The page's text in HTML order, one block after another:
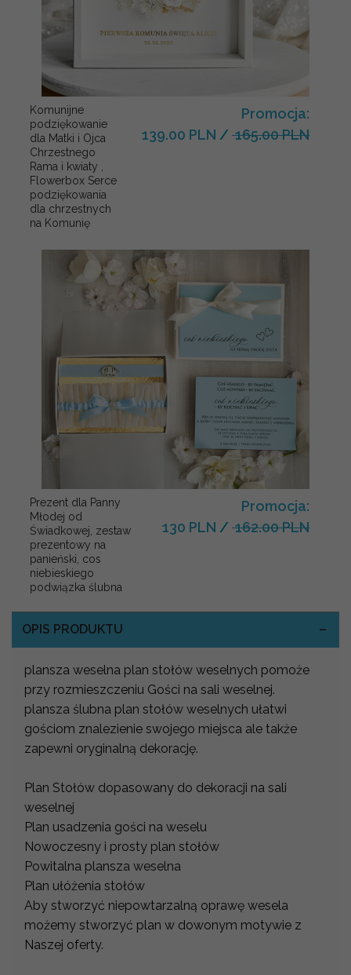
Komunijne
podziękowanie
dla Matki i Ojca
Chrzestnego
Rama i kwiaty ,
Flowerbox Serce
podziękowania
dla chrzestnych
na Komunię
Promocja:
139.00 PLN / 165.00 PLN
Prezent dla Panny
Młodej od
Świadkowej, zestaw
prezentowy na
panieński, cos
niebieskiego
podwiązka ślubna
Promocja:
130 PLN / 162.00 PLN
OPIS PRODUKTU
plansza weselna plan stołów weselnych pomoże
przy rozmieszczeniu Gości na sali weselnej.
plansza ślubna plan stołów weselnych ułatwi
gościom znalezienie swojego miejsca ale także
zapewni oryginalną dekorację.
Plan Stołów dopasowany do dekoracji na sali
weselnej
Plan usadzenia gości na weselu
Nowoczesny i prosty plan stołów
Powitalna plansza weselna
Plan ułóżenia stołów
Aby stworzyć niepowtarzalną oprawę wesela
możemy stworzyć plan w dowonym motywie z
Naszej oferty.